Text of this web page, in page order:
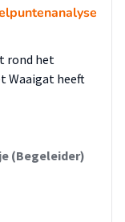
rond het
Waaigat heeft
(Begeleider)